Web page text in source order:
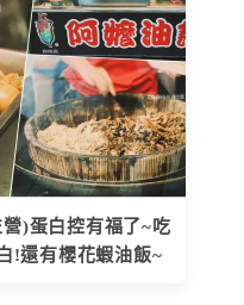
)蛋白控有福了~吃
!還有櫻花蝦油飯~